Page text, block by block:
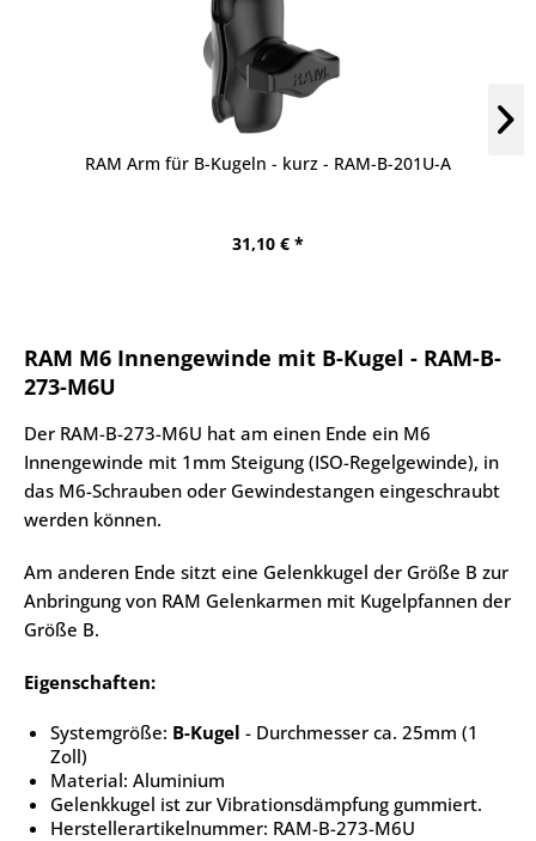
RAM Arm für B-Kugeln - kurz - RAM-B-201U-A
31,10 € *
RAM M6 Innengewinde mit B-Kugel - RAM-B-
273-M6U
Der RAM-B-273-M6U hat am einen Ende ein M6
Innengewinde mit 1mm Steigung (ISO-Regelgewinde), in
das M6-Schrauben oder Gewindestangen eingeschraubt
werden können.
Am anderen Ende sitzt eine Gelenkkugel der Größe B zur
Anbringung von RAM Gelenkarmen mit Kugelpfannen der
Größe B.
Eigenschaften:
Systemgröße: B-Kugel - Durchmesser ca. 25mm (1
Zoll)
Material: Aluminium
Gelenkkugel ist zur Vibrationsdämpfung gummiert.
Herstellerartikelnummer: RAM-B-273-M6U